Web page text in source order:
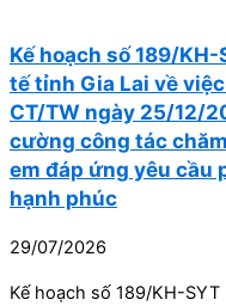
Kế hoạch số 189/
tế tỉnh Gia Lai về
CT/TW ngày 25/12/
cường công tác
em đáp ứng yêu cầu
hạnh phúc
29/07/2026
Kế hoạch số 189/KH-